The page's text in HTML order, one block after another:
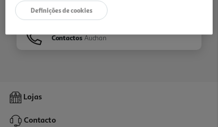
Folhetos
Contactos Auchan
Lojas
Contacto
Definições de cookies